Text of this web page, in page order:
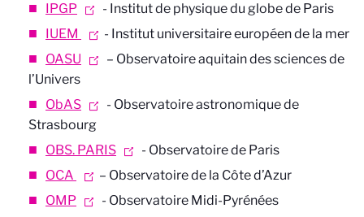
IPGP
- Institut de physique du globe de Paris
IUEM
- Institut universitaire européen de la mer
OASU
– Observatoire aquitain des sciences de
l’Univers
ObAS
- Observatoire astronomique de
Strasbourg
OBS. PARIS
- Observatoire de Paris
OCA
– Observatoire de la Côte d’Azur
OMP
- Observatoire Midi-Pyrénées